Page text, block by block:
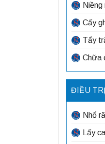
Cấy
Tẩy
Chữa
ĐIỀU
Nhổ
Lấy